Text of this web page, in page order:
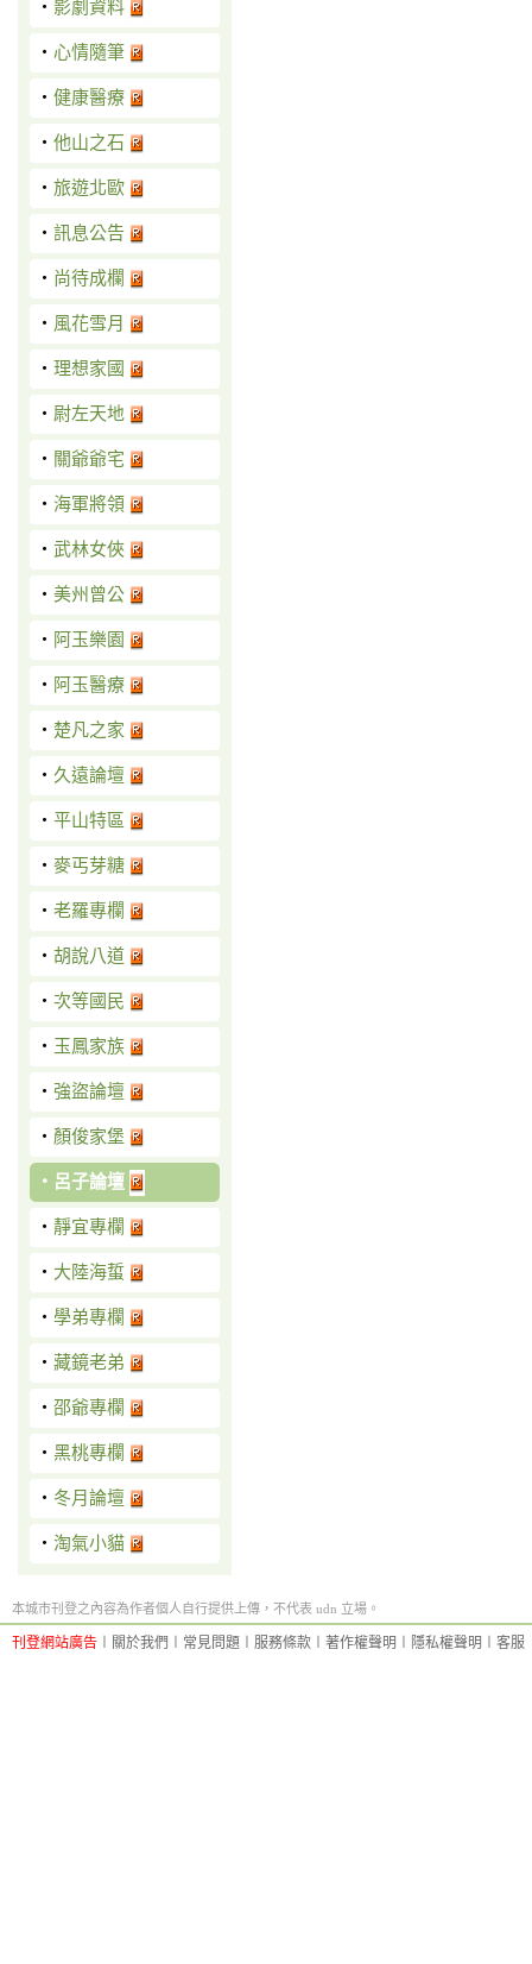
‧ 影劇資料
‧ 心情隨筆
‧ 健康醫療
‧ 他山之石
‧ 旅遊北歐
‧ 訊息公告
‧ 尚待成欄
‧ 風花雪月
‧ 理想家國
‧ 尉左天地
‧ 關爺爺宅
‧ 海軍將領
‧ 武林女俠
‧ 美州曾公
‧ 阿玉樂園
‧ 阿玉醫療
‧ 楚凡之家
‧ 久遠論壇
‧ 平山特區
‧ 麥丐芽糖
‧ 老羅專欄
‧ 胡說八道
‧ 次等國民
‧ 玉鳳家族
‧ 強盜論壇
‧ 顏俊家堡
‧ 呂子論壇
‧ 靜宜專欄
‧ 大陸海蜇
‧ 學弟專欄
‧ 藏鏡老弟
‧ 邵爺專欄
‧ 黑桃專欄
‧ 冬月論壇
‧ 淘氣小貓
本城市刊登之內容為作者個人自行提供上傳，不代表 udn 立場。
刊登網站廣告 關於我們 常見問題 服務條款 著作權聲明 隱私權聲明 客服